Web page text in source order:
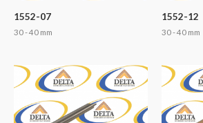
1552-07
30 - 40 mm
1552-12
30 - 40 mm